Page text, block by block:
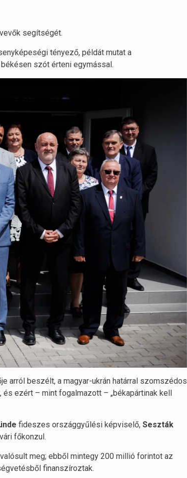
segítségét.
tényező, példát mutat a
szót érteni egymással.
arról beszélt, a magyar-ukrán határral szomszédos
ezért – mint fogalmazott – „békapártinak kell
fideszes országgyűlési képviselő, Seszták
főkonzul.
meg; ebből mintegy 200 millió forintot az
finanszíroztak.